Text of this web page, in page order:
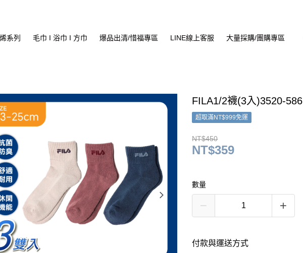
系列 毛巾 I 浴巾 I 方巾 爆品出清/惜福專區 LINE線上客服 大量採購/團購專區
FILA1/2襪(3入)3520-586
超取滿NT$999免運
NT$450
NT$359
數量
付款與運送方式